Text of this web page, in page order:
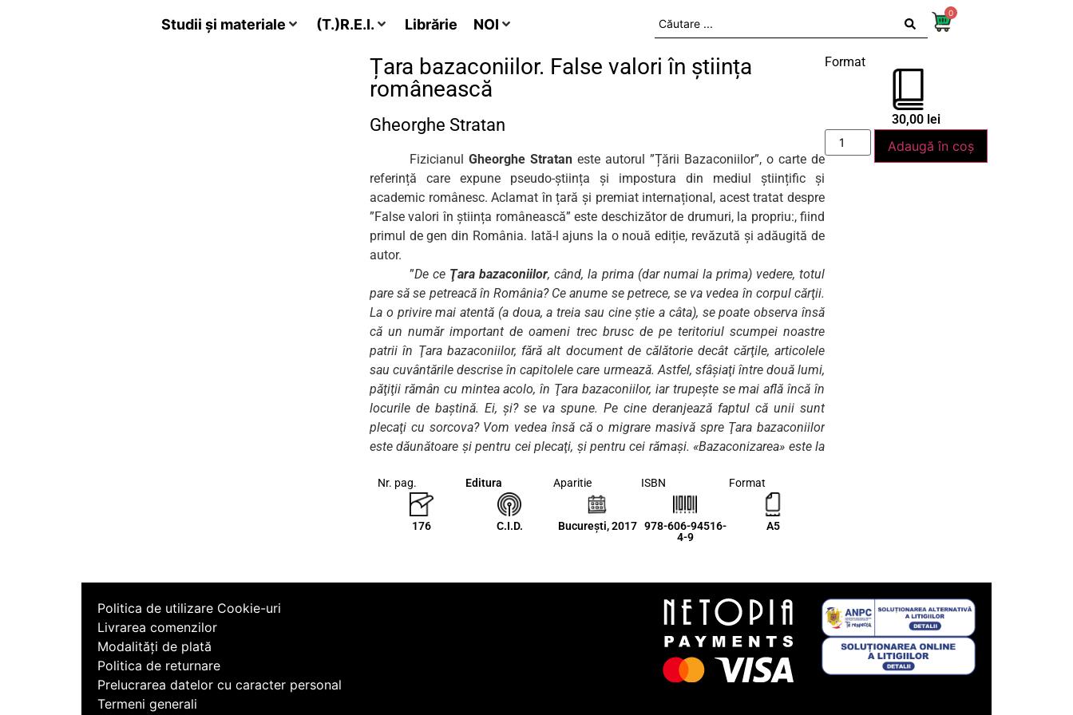
Studii și materiale (T.)R.E.I. Librărie NOI
0
Țara bazaconiilor. False valori în știința
românească
Gheorghe Stratan
Fizicianul Gheorghe Stratan este autorul ”Țării Bazaconiilor”, o carte de
referință care expune pseudo-știința și impostura din mediul științific și
academic românesc. Aclamat în țară și premiat internațional, acest tratat despre
”False valori în știința românească” este deschizător de drumuri, la propriu:, fiind
primul de gen din România. Iată-l ajuns la o nouă ediție, revăzută și adăugită de
autor.
”De ce Ţara bazaconiilor, când, la prima (dar numai la prima) vedere, totul
pare să se petreacă în România? Ce anume se petrece, se va vedea în corpul cărţii.
La o privire mai atentă (a doua, a treia sau cine ştie a câta), se poate observa însă
că un număr important de oameni trec brusc de pe teritoriul scumpei noastre
patrii în Ţara bazaconiilor, fără alt document de călătorie decât cărţile, articolele
sau cuvântările descrise în capitolele care urmează. Astfel, sfâşiaţi între două lumi,
păţiţii rămân cu mintea acolo, în Ţara bazaconiilor, iar trupeşte se mai află încă în
locurile de baştină. Ei, şi? se va spune. Pe cine deranjează faptul că unii sunt
plecaţi cu sorcova? Vom vedea însă că o migrare masivă spre Ţara bazaconiilor
este dăunătoare şi pentru cei plecaţi, şi pentru cei rămaşi. «Bazaconizarea» este la
strânge pe drum. Parcurgând această carte, cititorul nu se va mai lăsa însă
(sperăm) ispitit cu atâta uşurinţă de mirajul sferelor înalte ale bazaconiilor
Stratan).
Această carte poate juca rolul vaccinului. Cred că este important să se
acum publicului îi poate ajuta să dobândească această facultate” (Gh. Stratan).
Nr. pag.
176
Editura
C.I.D.
Aparitie
București, 2017
ISBN
978-606-94516-
4-9
Format
A5
Format
30,00 lei
Adaugă în coș
Politica de utilizare Cookie-uri
Livrarea comenzilor
Modalități de plată
Politica de returnare
Prelucrarea datelor cu caracter personal
Termeni generali